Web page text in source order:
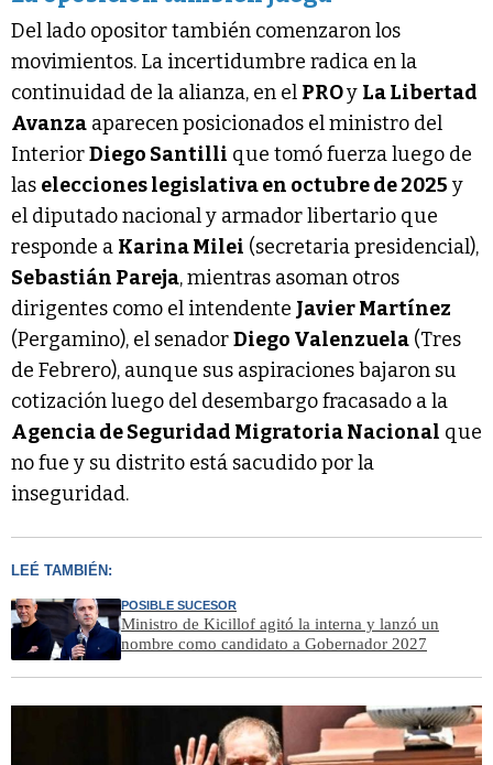
Del lado opositor también comenzaron los
movimientos. La incertidumbre radica en la
continuidad de la alianza, en el PROy La Libertad
Avanza aparecen posicionados el ministro del
InteriorDiego Santilli que tomó fuerza luego de
las elecciones legislativa en octubre de 2025 y
el diputado nacional y armador libertario que
responde a Karina Milei (secretaria presidencial),
Sebastián Pareja, mientras asoman otros
dirigentes como el intendente Javier Martínez
(Pergamino), el senadorDiego Valenzuela (Tres
de Febrero), aunque sus aspiraciones bajaron su
cotización luego del desembargo fracasado a la
Agencia de Seguridad Migratoria Nacional que
no fue y su distrito está sacudido por la
inseguridad.
LEÉ TAMBIÉN:
POSIBLE SUCESOR
Ministro de Kicillof agitó la interna y lanzó un
nombre como candidato a Gobernador 2027